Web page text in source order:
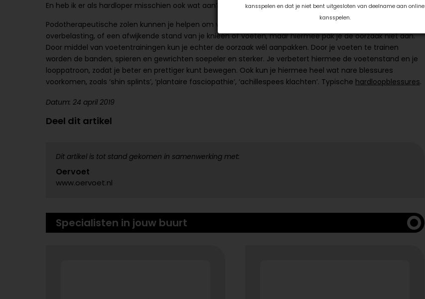
kansspelen en dat je niet bent uitgesloten van deelname aan online
kansspelen.
En heb ik er als hardloper misschien ook wat aan?’
Podotherapeutische zolen kunnen je helpen om van je voetklachten af te komen, zoals bij een
overbelasting, of een afwijkende stand van je knieën of voeten, maar hiermee pak je de oorzaak niet aan.
Door middel van voetentrainingen kun je echter de oorzaak wél aanpakken. Door je voeten te trainen
worden de banden, spieren en gewrichten soepeler en sterker. Je verbetert hiermee de voetenstand en je
looppatroon, zodat je beter en prettiger kunt bewegen. Ook kun je hiermee heel wat nare blessures
voorkomen, zoals ‘shin splints’, ‘plantaire fasciopathie’, ‘achillespees klachten’. Typische hardloopblessures.
Datum: 24 april 2019
Deel dit artikel
Dit artikel is tot stand gekomen in samenwerking met:
Oervoet
www.oervoet.nl
Specialisten in jouw buurt